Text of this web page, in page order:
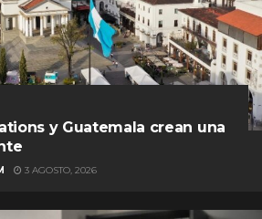
y Guatemala crean una
3 AGOSTO, 2026